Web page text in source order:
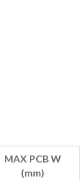
MAX PCB W
(mm)